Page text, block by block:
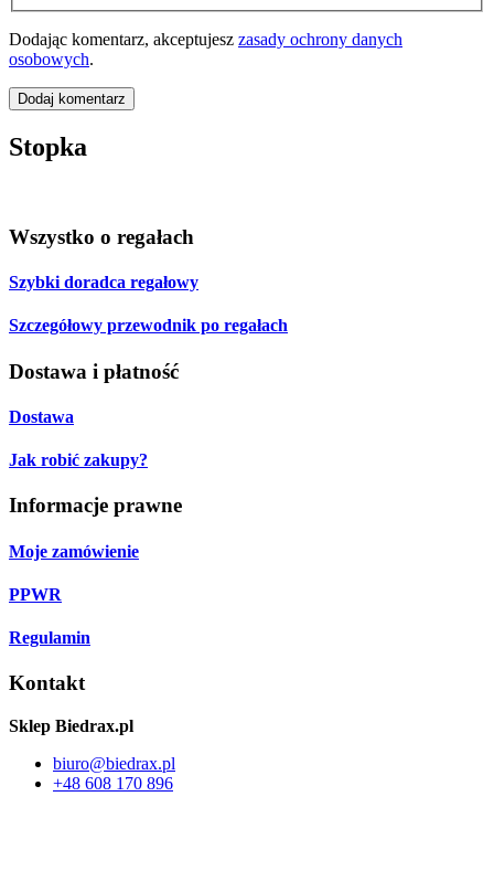
Dodając komentarz, akceptujesz zasady ochrony danych
osobowych.
Dodaj komentarz
Stopka
Wszystko o regałach
Szybki doradca regałowy
Szczegółowy przewodnik po regałach
Dostawa i płatność
Dostawa
Jak robić zakupy?
Informacje prawne
Moje zamówienie
PPWR
Regulamin
Kontakt
Sklep Biedrax.pl
biuro@biedrax.pl
+48 608 170 896